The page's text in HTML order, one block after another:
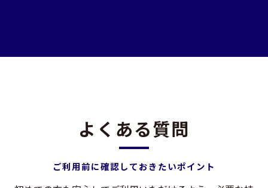
ご利用前に確認しておきたいポイント
よくある質問